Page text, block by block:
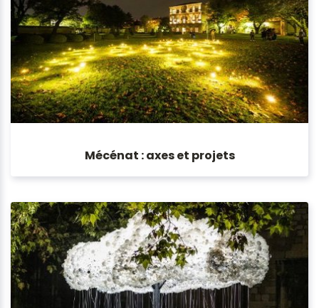
Mécénat : axes et projets